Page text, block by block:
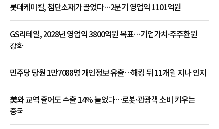
롯데케미칼, 첨단소재가 끌었다…2분기 영업익 1101억원
GS리테일, 2028년 영업익 3800억원 목표…기업가치·주주환원
강화
민주당 당원 1만7088명 개인정보 유출…해킹 뒤 11개월 지나 인지
美와 교역 줄어도 수출 14% 늘었다…로봇·관광객 소비 키우는
중국